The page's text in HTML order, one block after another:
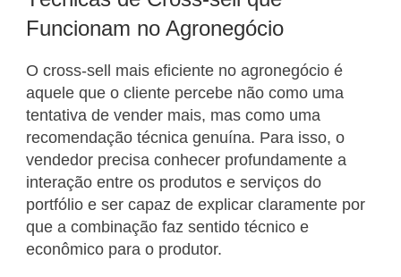
Funcionam no Agronegócio
O cross-sell mais eficiente no agronegócio é
aquele que o cliente percebe não como uma
tentativa de vender mais, mas como uma
recomendação técnica genuína. Para isso, o
vendedor precisa conhecer profundamente a
interação entre os produtos e serviços do
portfólio e ser capaz de explicar claramente por
que a combinação faz sentido técnico e
econômico para o produtor.